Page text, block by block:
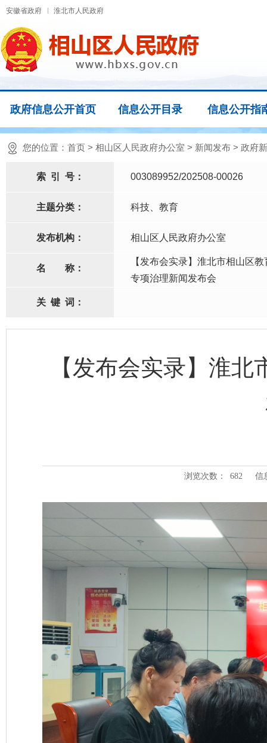
安徽省政府 淮北市人民政府
政府信息公开首页 信息公开目录 信息公开指
您的位置： 首页 > 相山区人民政府办公室 > 新闻发布 > 政府
索 引 号： 003089952/202508-00026
主题分类： 科技、教育
发布机构： 相山区人民政府办公室
名 称：
【发布会实录】淮北市相山区
专项治理新闻发布会
关 键 词：
【发布会实录】淮
浏览次数： 682 信